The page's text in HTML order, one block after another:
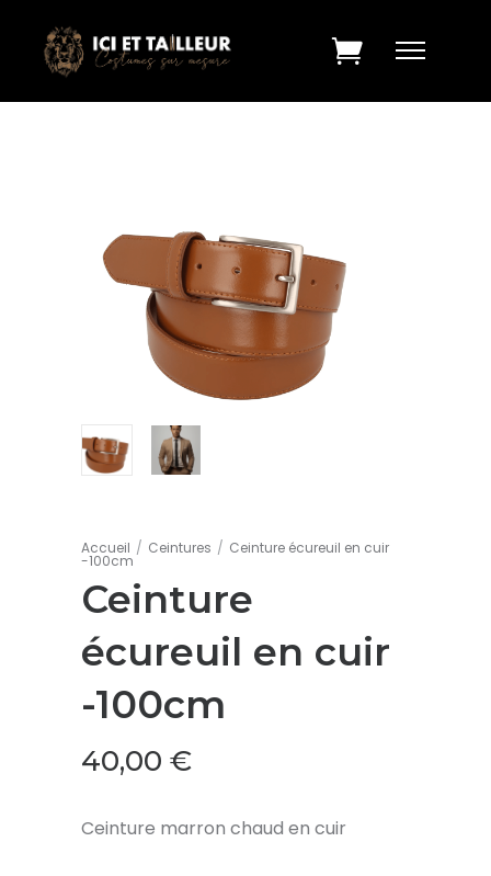
Accueil / Ceintures / Ceinture écureuil en cuir
-100cm
Ceinture
écureuil en cuir
-100cm
40,00 €
Ceinture marron chaud en cuir